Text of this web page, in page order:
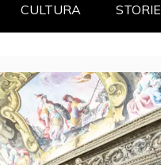
CULTURA STORIE